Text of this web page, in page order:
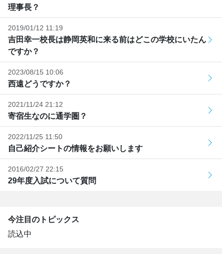
理事長？
2019/01/12 11:19
吉田幸一校長は静岡英和に来る前はどこの学校にいたん
ですか？
2023/08/15 10:06
西遠どうですか？
2021/11/24 21:12
寄宿生なのに通学圏？
2022/11/25 11:50
自己紹介シートの情報をお願いします
2016/02/27 22:15
29年度入試について質問
今注目のトピックス
読込中